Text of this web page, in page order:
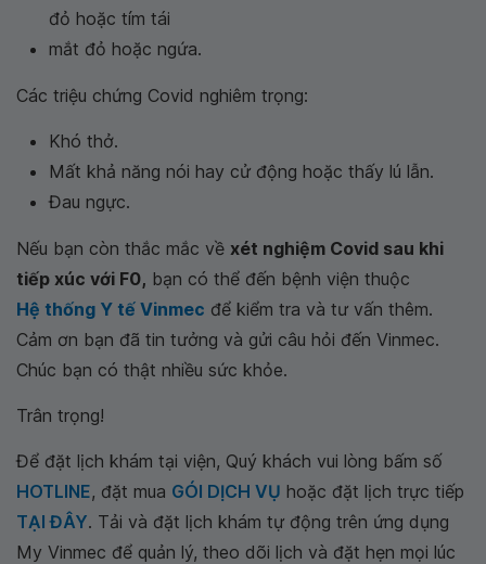
đỏ hoặc tím tái
mắt đỏ hoặc ngứa.
Các triệu chứng Covid nghiêm trọng:
Khó thở.
Mất khả năng nói hay cử động hoặc thấy lú lẫn.
Đau ngực.
Nếu bạn còn thắc mắc về xét nghiệm Covid sau khi
tiếp xúc với F0, bạn có thể đến bệnh viện thuộc
Hệ thống Y tế Vinmec để kiểm tra và tư vấn thêm.
Cảm ơn bạn đã tin tưởng và gửi câu hỏi đến Vinmec.
Chúc bạn có thật nhiều sức khỏe.
Trân trọng!
Để đặt lịch khám tại viện, Quý khách vui lòng bấm số
HOTLINE, đặt mua GÓI DỊCH VỤ hoặc đặt lịch trực tiếp
TẠI ĐÂY. Tải và đặt lịch khám tự động trên ứng dụng
My Vinmec để quản lý, theo dõi lịch và đặt hẹn mọi lúc